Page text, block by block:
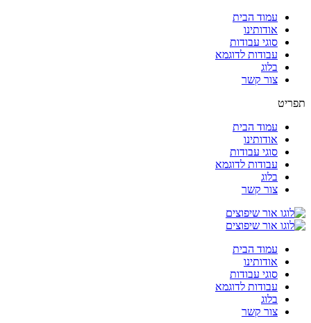
עמוד הבית
אודותינו
סוגי עבודות
עבודות לדוגמא
בלוג
צור קשר
תפריט
עמוד הבית
אודותינו
סוגי עבודות
עבודות לדוגמא
בלוג
צור קשר
עמוד הבית
אודותינו
סוגי עבודות
עבודות לדוגמא
בלוג
צור קשר